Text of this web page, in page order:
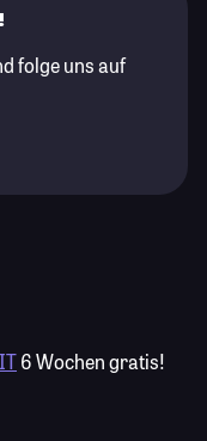
folge uns auf
6 Wochen gratis!